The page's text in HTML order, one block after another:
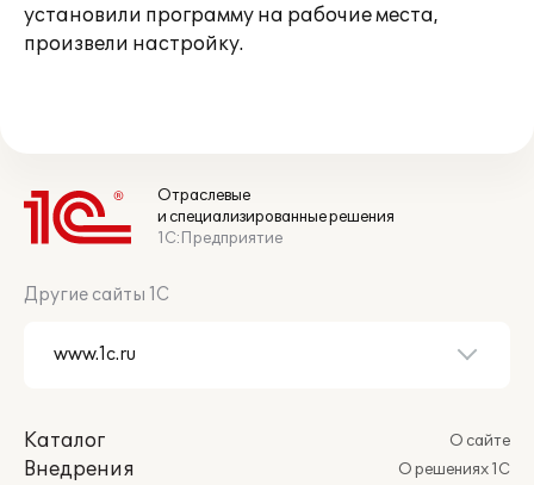
установили программу на рабочие места,
произвели настройку.
Отраслевые
и специализированные решения
1С:Предприятие
Другие сайты 1С
Каталог
Внедрения
О сайте
О решениях 1С